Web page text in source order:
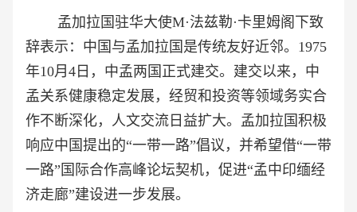
孟加拉国驻华大使M·法兹勒·卡里姆阁下致
辞表示： 中国与孟加拉国是传统友好近邻。1975
年10月4日，中孟两国正式建交。建交以来，中
孟关系健康稳定发展，经贸和投资等领域务实合
作不断深化，人文交流日益扩大。孟加拉国积极
响应中国提出的“一带一路”倡议，并希望借“一带
一路”国际合作高峰论坛契机，促进“孟中印缅经
济走廊”建设进一步发展。